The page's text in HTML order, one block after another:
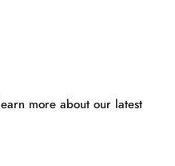
more about our latest